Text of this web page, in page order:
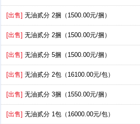
[出售]无油贰分 2捆（1500.00元/捆）
[出售]无油贰分 2捆（1500.00元/捆）
[出售]无油贰分 5捆（1500.00元/捆）
[出售]无油贰分 2包（16100.00元/包）
[出售]无油贰分 3捆（1550.00元/捆）
[出售]无油贰分 1包（16000.00元/包）